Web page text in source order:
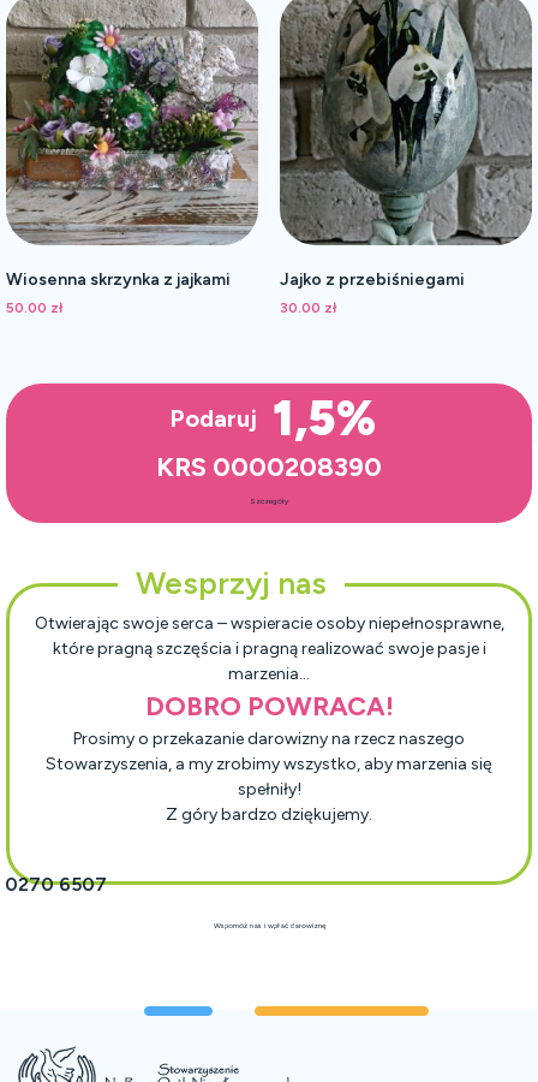
Wiosenna skrzynka z jajkami
50.00 zł
Jajko z przebiśniegami
30.00 zł
Podaruj 1,5%
KRS 0000208390
Szczegóły
Wesprzyj nas
Otwierając swoje serca – wspieracie osoby niepełnosprawne,
które pragną szczęścia i pragną realizować swoje pasje i
marzenia…
DOBRO POWRACA!
Prosimy o przekazanie darowizny na rzecz naszego
Stowarzyszenia, a my zrobimy wszystko, aby marzenia się
spełniły!
Z góry bardzo dziękujemy.
0270 6507
Wspomóż nas i wpłać darowiznę